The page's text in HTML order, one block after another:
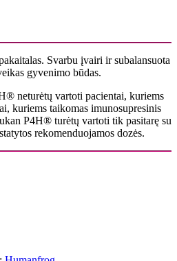
Svarbu įvairi ir subalansuota
gyvenimo būdas.
neturėtų vartoti pacientai, kuriems
kuriems taikomas imunosupresinis
P4H® turėtų vartoti tik pasitarę su
rekomenduojamos dozės.